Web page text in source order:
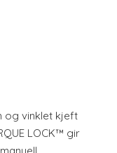
og vinklet kjeft
LOCK™ gir